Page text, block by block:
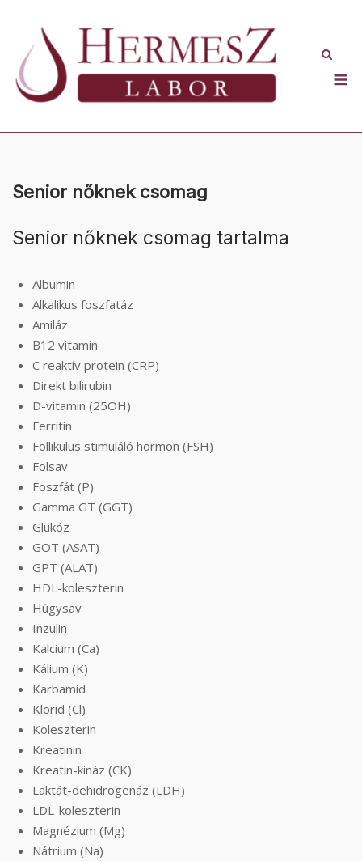
content
Senior nőknek csomag
Senior nőknek csomag tartalma
Albumin
Alkalikus foszfatáz
Amiláz
B12 vitamin
C reaktív protein (CRP)
Direkt bilirubin
D-vitamin (25OH)
Ferritin
Follikulus stimuláló hormon (FSH)
Folsav
Foszfát (P)
Gamma GT (GGT)
Glükóz
GOT (ASAT)
GPT (ALAT)
HDL-koleszterin
Húgysav
Inzulin
Kalcium (Ca)
Kálium (K)
Karbamid
Klorid (Cl)
Koleszterin
Kreatinin
Kreatin-kináz (CK)
Laktát-dehidrogenáz (LDH)
LDL-koleszterin
Magnézium (Mg)
Nátrium (Na)